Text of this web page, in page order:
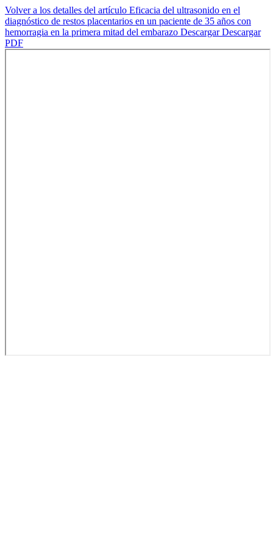
Volver a los detalles del artículo Eficacia del ultrasonido en el
diagnóstico de restos placentarios en un paciente de 35 años con
hemorragia en la primera mitad del embarazo DescargarDescargar
PDF